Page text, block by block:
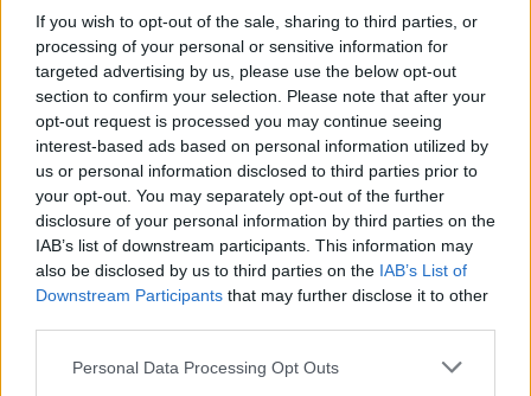
If you wish to opt-out of the sale, sharing to third parties, or
processing of your personal or sensitive information for
targeted advertising by us, please use the below opt-out
section to confirm your selection. Please note that after your
opt-out request is processed you may continue seeing
interest-based ads based on personal information utilized by
us or personal information disclosed to third parties prior to
your opt-out. You may separately opt-out of the further
disclosure of your personal information by third parties on the
IAB’s list of downstream participants. This information may
also be disclosed by us to third parties on the IAB’s List of
Downstream Participants that may further disclose it to other
Personal Data Processing Opt Outs
In evidenza